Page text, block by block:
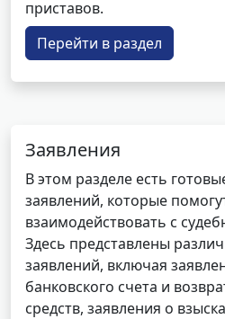
приставов.
Перейти в раздел
Заявления
В этом разделе есть
заявлений, которые
взаимодействовать с
Здесь представлены
заявлений, включая
банковского счета и
средств, заявления о